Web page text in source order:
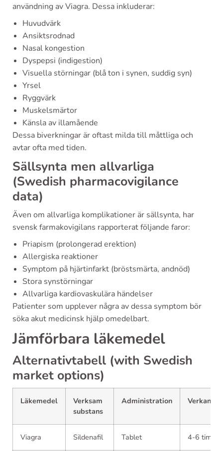
användning av Viagra. Dessa inkluderar:
Huvudvärk
Ansiktsrodnad
Nasal kongestion
Dyspepsi (indigestion)
Visuella störningar (blå ton i synen, suddig syn)
Yrsel
Ryggvärk
Muskelsmärtor
Känsla av illamående
Dessa biverkningar är oftast milda till måttliga och
avtar ofta med tiden.
Sällsynta men allvarliga
(Swedish pharmacovigilance
data)
Även om allvarliga komplikationer är sällsynta, har
svensk farmakovigilans rapporterat följande faror:
Priapism (prolongerad erektion)
Allergiska reaktioner
Symptom på hjärtinfarkt (bröstsmärta, andnöd)
Stora synstörningar
Allvarliga kardiovaskulära händelser
Patienter som upplever några av dessa symptom bör
söka akut medicinsk hjälp omedelbart.
Jämförbara läkemedel
Alternativtabell (with Swedish
market options)
Läkemedel
Verksam
substans
Administration
Viagra Sildenafil Tablet 4-6